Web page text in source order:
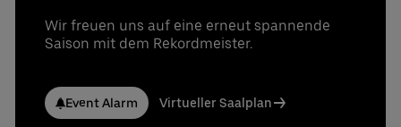
Wir freuen uns auf eine erneut spannende
Saison mit dem Rekordmeister.
Event Alarm Virtueller Saalplan